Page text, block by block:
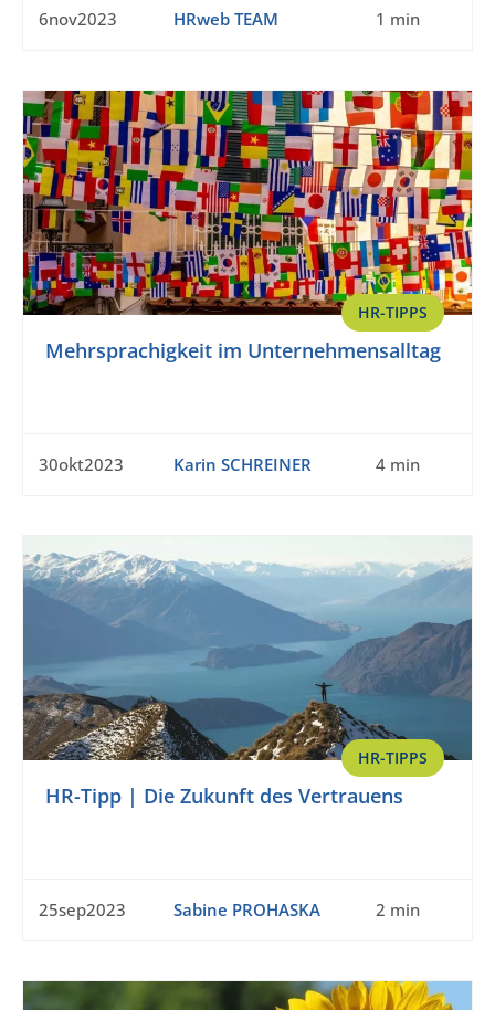
6nov2023 HRweb TEAM 1 min
HR-TIPPS
Mehrsprachigkeit im Unternehmensalltag
30okt2023 Karin SCHREINER 4 min
HR-TIPPS
HR-Tipp | Die Zukunft des Vertrauens
25sep2023 Sabine PROHASKA 2 min